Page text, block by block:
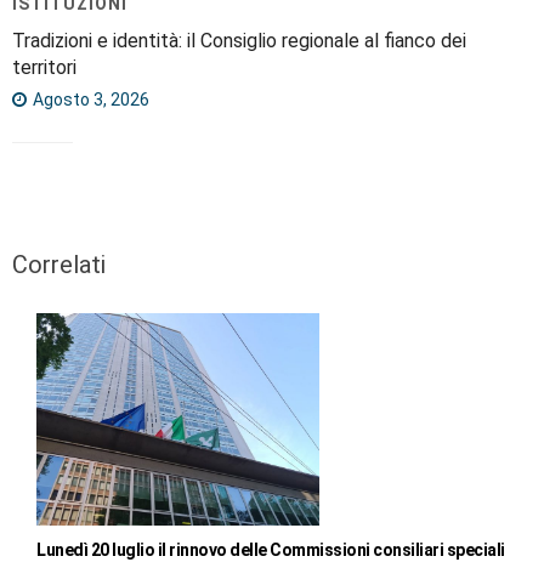
Tradizioni e identità: il Consiglio regionale al fianco dei
territori
Agosto 3, 2026
Correlati
Lunedì 20 luglio il rinnovo delle Commissioni consiliari speciali